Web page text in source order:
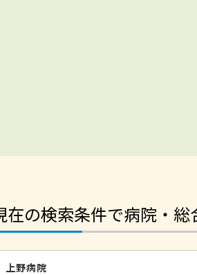
在の検索条件で病院・
上野病院